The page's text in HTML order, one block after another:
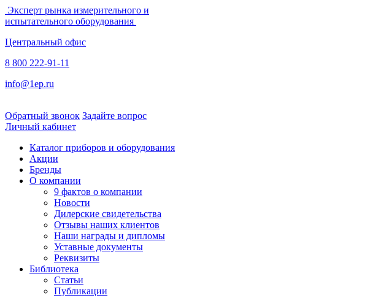
Эксперт рынка измерительного и
испытательного оборудования
Центральный офис
8 800 222-91-11
info@1ep.ru
Обратный звонок Задайте вопрос
Личный кабинет
Каталог приборов и оборудования
Акции
Бренды
О компании
9 фактов о компании
Новости
Дилерские свидетельства
Отзывы наших клиентов
Наши награды и дипломы
Уставные документы
Реквизиты
Библиотека
Статьи
Публикации